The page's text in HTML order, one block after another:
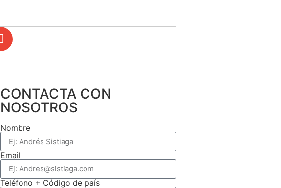
CONTACTA CON
NOSOTROS
Nombre
Email
Teléfono + Código de país